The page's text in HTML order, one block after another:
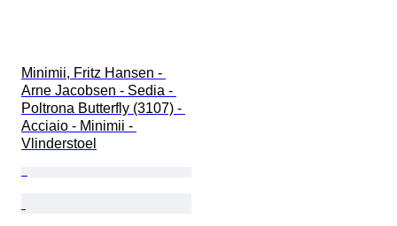
Minimii, Fritz Hansen -
Arne Jacobsen - Sedia -
Poltrona Butterfly (3107) -
Acciaio - Minimii -
Vlinderstoel